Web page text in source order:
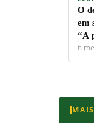
O
em
“A
6